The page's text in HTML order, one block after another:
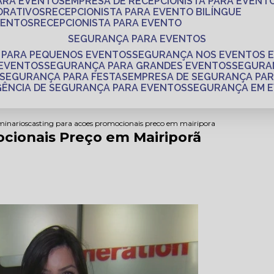
RECEPCIONISTA PARA EVENTO BILÍNGUE
RECEPCIONISTA PARA EVENTO
SEGURANÇA PARA EVENTOS
PARA PEQUENOS EVENTOS SEGURANÇA NOS EVENTOS
SEGURANÇA PARA GRANDES EVENTOS
SEGURANÇA PARA FESTAS
EMPRESA DE SEGURANÇA
DE SEGURANÇA PARA EVENTOS SEGURANÇA EM
casting para acoes promocionais preco em mairipora
Preço em Mairiporã